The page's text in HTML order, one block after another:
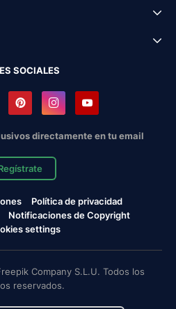
SOCIALES
directamente en tu email
Política de privacidad
Notificaciones de Copyright
settings
Company S.L.U. Todos los
reservados.